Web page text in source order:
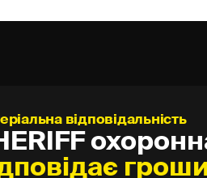
придатність.
тренуються у спортивних
зловмисникам у разі
рівень підготовки.
відповідальність